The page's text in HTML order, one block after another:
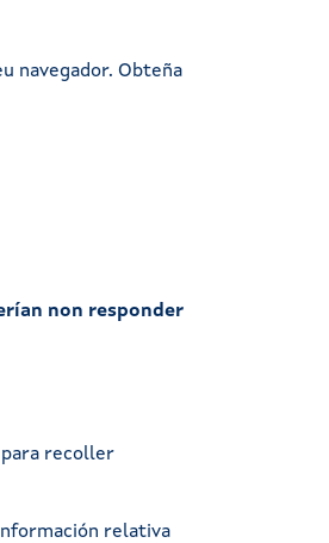
navegador. Obteña
non responder
para recoller
relativa